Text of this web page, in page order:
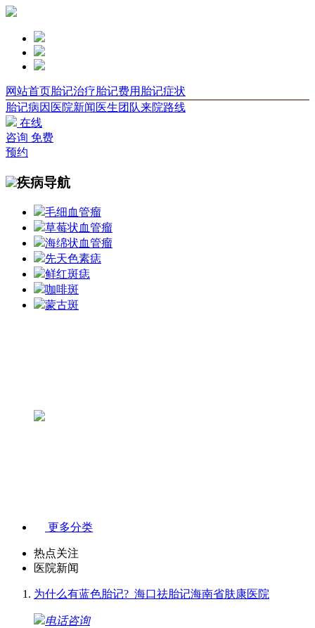
网站首页胎记治疗胎记费用 胎记症状
胎记病因 医院新闻 医生团队来院路线
在线
咨询 免费
预约
疾病导航
毛细血管瘤
草莓状血管瘤
海绵状血管瘤
先天色素痣
鲜红斑痣
咖啡斑
蒙古斑
更多分类
热点关注
医院新闻
为什么有蓝色胎记?_海口祛胎记海南省肤康医院
电话咨询